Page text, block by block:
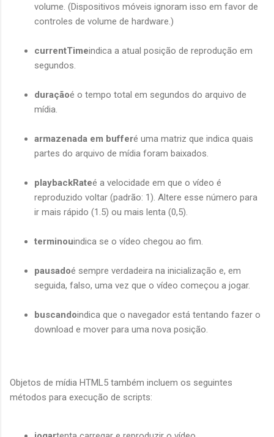
volume. (Dispositivos móveis ignoram isso em favor de
controles de volume de hardware.)
currentTimeindica a atual posição de reprodução em
segundos.
duraçãoé o tempo total em segundos do arquivo de
mídia.
armazenada em bufferé uma matriz que indica quais
partes do arquivo de mídia foram baixados.
playbackRateé a velocidade em que o vídeo é
reproduzido voltar (padrão: 1). Altere esse número para
ir mais rápido (1.5) ou mais lenta (0,5).
terminouindica se o vídeo chegou ao fim.
pausadoé sempre verdadeira na inicialização e, em
seguida, falso, uma vez que o vídeo começou a jogar.
buscandoindica que o navegador está tentando fazer o
download e mover para uma nova posição.
Objetos de mídia HTML5 também incluem os seguintes
métodos para execução de scripts: